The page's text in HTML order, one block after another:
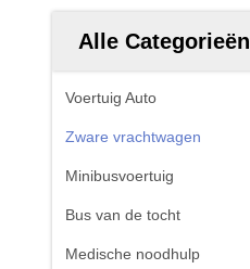
Alle Categorieën
Voertuig Auto
Zware vrachtwagen
Minibusvoertuig
Bus van de tocht
Medische noodhulp